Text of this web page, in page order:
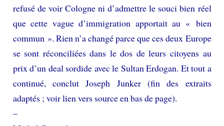
refusé de voir Cologne ni d’admettre le souci bien réel
que cette vague d’immigration apportait au « bien
commun ». Rien n’a changé parce que ces deux Europe
se sont réconciliées dans le dos de leurs citoyens au
prix d’un deal sordide avec le Sultan Erdogan. Et tout a
continué, conclut Joseph Junker (fin des extraits
adaptés ; voir lien vers source en bas de page).
–